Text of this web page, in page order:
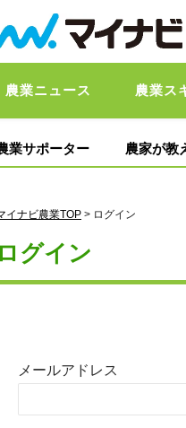
農業ニュース 農業ス
業サポーター 農家が教
イナビ農業TOP > ログイン
ログイン
メールアドレス